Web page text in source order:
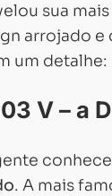
sua
arrojado
um
V – a
. A mais